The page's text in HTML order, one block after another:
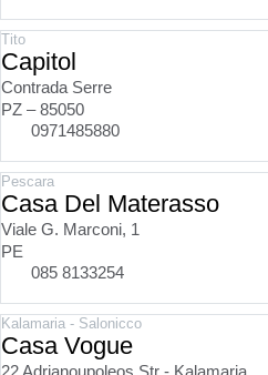
Tito
Capitol
Contrada Serre
PZ – 85050
0971485880
Pescara
Casa Del Materasso
Viale G. Marconi, 1
PE
085 8133254
Kalamaria - Salonicco
Casa Vogue
22 Adrianoupoleos Str - Kalamaria